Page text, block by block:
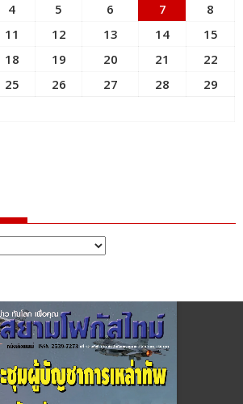
4 5 6 7
8
11 12 13 14
15
18 19 20 21
22
25 26 27 28
29